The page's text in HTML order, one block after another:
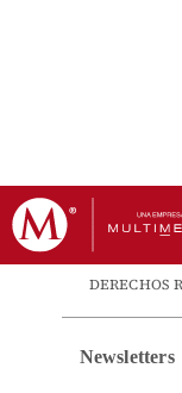
DERECHOS
Newsletters